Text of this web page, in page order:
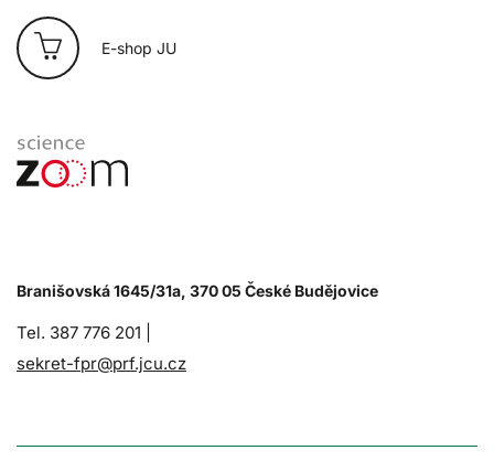
E-shop JU
Branišovská 1645/31a, 370 05 České Budějovice
Tel. 387 776 201 |
sekret-fpr@prf.jcu.cz